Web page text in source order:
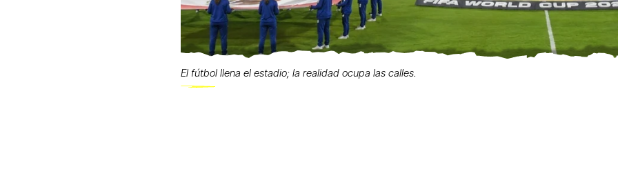
El fútbol llena el estadio; la realidad ocupa las calles.